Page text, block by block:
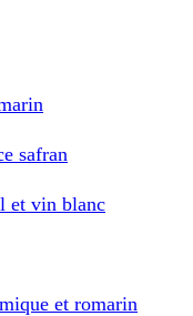
safran
et vin blanc
et romarin